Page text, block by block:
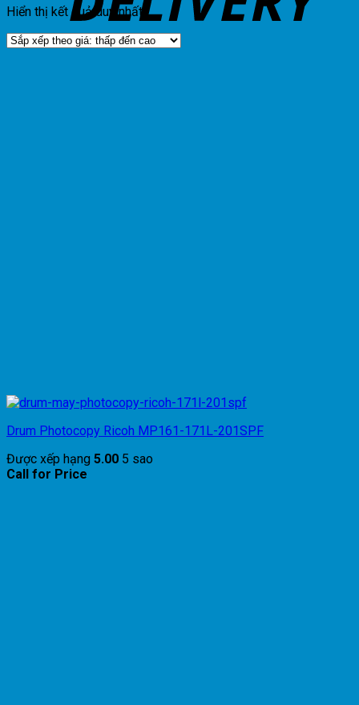
Hiển thị kết quả duy nhất
Drum Photocopy Ricoh MP161-171L-201SPF
Được xếp hạng 5.00 5 sao
Call for Price